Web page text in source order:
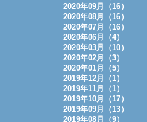
2020年09月（16）
2020年08月（16）
2020年07月（16）
2020年06月（4）
2020年03月（10）
2020年02月（3）
2020年01月（5）
2019年12月（1）
2019年11月（1）
2019年10月（17）
2019年09月（13）
2019年08月（9）